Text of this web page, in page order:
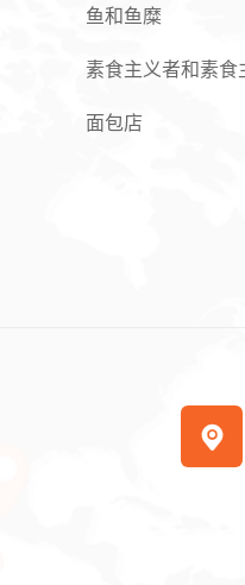
鱼和鱼糜
素食主义者和素食
面包店
